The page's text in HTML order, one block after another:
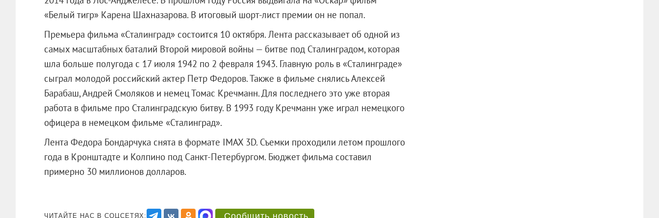
«Белый тигр» Карена Шахназарова. В итоговый шорт-лист премии он не попал.
Премьера фильма «Сталинград» состоится 10 октября. Лента рассказывает об одной из
самых масштабных баталий Второй мировой войны — битве под Сталинградом, которая
шла больше полугода с 17 июля 1942 по 2 февраля 1943. Главную роль в «Сталинграде»
сыграл молодой российский актер Петр Федоров. Также в фильме снялись Алексей
Барабаш, Андрей Смоляков и немец Томас Кречманн. Для последнего это уже вторая
работа в фильме про Сталинградскую битву. В 1993 году Кречманн уже играл немецкого
офицера в немецком фильме «Сталинград».
Лента Федора Бондарчука снята в формате IMAX 3D. Съемки проходили летом прошлого
года в Кронштадте и Колпино под Санкт-Петербургом. Бюджет фильма составил
примерно 30 миллионов долларов.
ЧИТАЙТЕ НАС В СОЦСЕТЯХ: Сообщить новость